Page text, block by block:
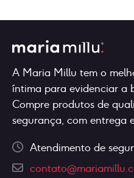
A Maria Millu tem o
íntima para evidenciar a
Compre produtos de
segurança, com entrega
Atendimento de